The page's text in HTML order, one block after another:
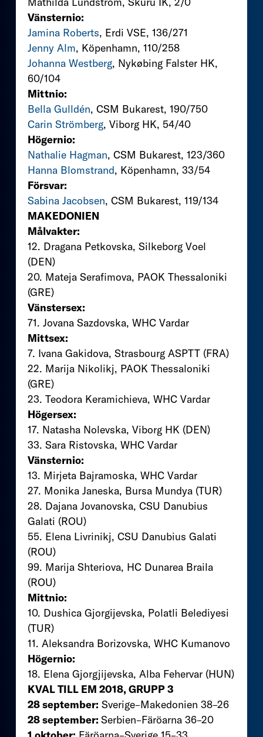
Vänsternio:
Jamina Roberts, Erdi VSE, 136/271
Jenny Alm, Köpenhamn, 110/258
Johanna Westberg, Nykøbing Falster HK,
60/104
Mittnio:
Bella Gulldén, CSM Bukarest, 190/750
Carin Strömberg, Viborg HK, 54/40
Högernio:
Nathalie Hagman, CSM Bukarest, 123/360
Hanna Blomstrand, Köpenhamn, 33/54
Försvar:
Sabina Jacobsen, CSM Bukarest, 119/134
MAKEDONIEN
Målvakter:
12. Dragana Petkovska, Silkeborg Voel
(DEN)
20. Mateja Serafimova, PAOK Thessaloniki
(GRE)
Vänstersex:
71. Jovana Sazdovska, WHC Vardar
Mittsex:
7. Ivana Gakidova, Strasbourg ASPTT (FRA)
22. Marija Nikolikj, PAOK Thessaloniki
(GRE)
23. Teodora Keramichieva, WHC Vardar
Högersex:
17. Natasha Nolevska, Viborg HK (DEN)
33. Sara Ristovska, WHC Vardar
Vänsternio:
13. Mirjeta Bajramoska, WHC Vardar
27. Monika Janeska, Bursa Mundya (TUR)
28. Dajana Jovanovska, CSU Danubius
Galati (ROU)
55. Elena Livrinikj, CSU Danubius Galati
(ROU)
99. Marija Shteriova, HC Dunarea Braila
(ROU)
Mittnio:
10. Dushica Gjorgijevska, Polatli Belediyesi
(TUR)
11. Aleksandra Borizovska, WHC Kumanovo
Högernio:
18. Elena Gjorgjijevska, Alba Fehervar (HUN)
KVAL TILL EM 2018, GRUPP 3
28 september: Sverige–Makedonien 38–26
28 september: Serbien–Färöarna 36–20